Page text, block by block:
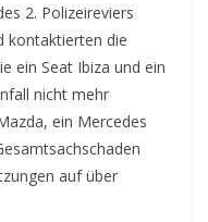
2. Polizeireviers
kontaktierten die
ein Seat Ibiza und ein
nicht mehr
ein Mercedes
auf über